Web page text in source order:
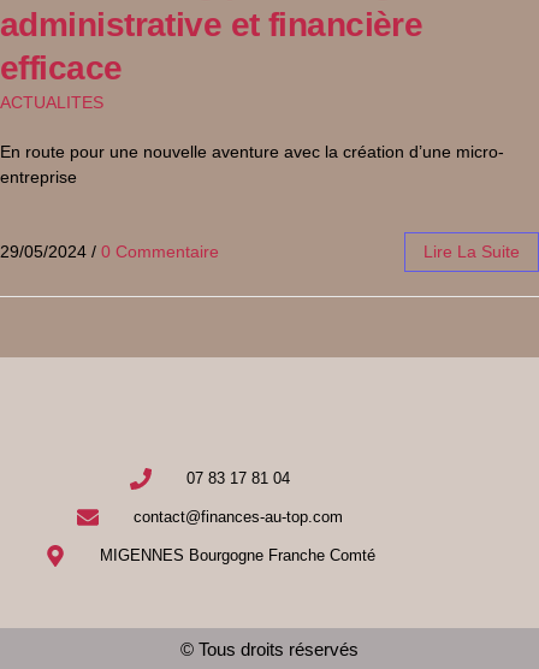
administrative et financière
efficace
ACTUALITES
En route pour une nouvelle aventure avec la création d’une micro-
entreprise
29/05/2024 / 0 Commentaire Lire La Suite
07 83 17 81 04
contact@finances-au-top.com
MIGENNES Bourgogne Franche Comté
© Tous droits réservés